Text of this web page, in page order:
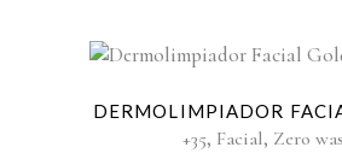
DERMOLIMPIADOR
+35, Facial, Zero